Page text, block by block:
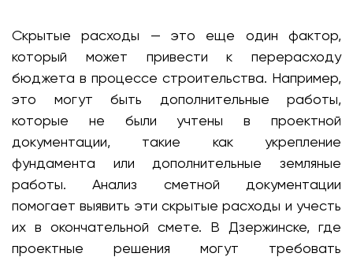
Скрытые расходы — это еще один фактор,
который может привести к перерасходу
бюджета в процессе строительства. Например,
это могут быть дополнительные работы,
которые не были учтены в проектной
документации, такие как укрепление
фундамента или дополнительные земляные
работы. Анализ сметной документации
помогает выявить эти скрытые расходы и учесть
их в окончательной смете. В Дзержинске, где
проектные решения могут требовать